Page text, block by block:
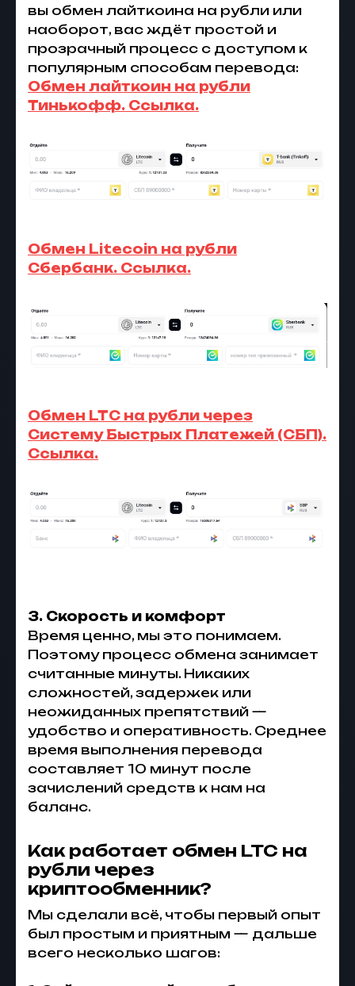
вы обмен лайткоина на рубли или
наоборот, вас ждёт простой и
прозрачный процесс с доступом к
популярным способам перевода:
Обмен лайткоин на рубли
Тинькофф. Ссылка.
Обмен Litecoin на рубли
Сбербанк. Ссылка.
Обмен LTC на рубли через
Систему Быстрых Платежей (СБП).
Ссылка.
3. Скорость и комфорт
Время ценно, мы это понимаем.
Поэтому процесс обмена занимает
считанные минуты. Никаких
сложностей, задержек или
неожиданных препятствий —
удобство и оперативность. Среднее
время выполнения перевода
составляет 10 минут после
зачислений средств к нам на
баланс.
Как работает обмен LTC на
рубли через
криптообменник?
Мы сделали всё, чтобы первый опыт
был простым и приятным — дальше
всего несколько шагов: